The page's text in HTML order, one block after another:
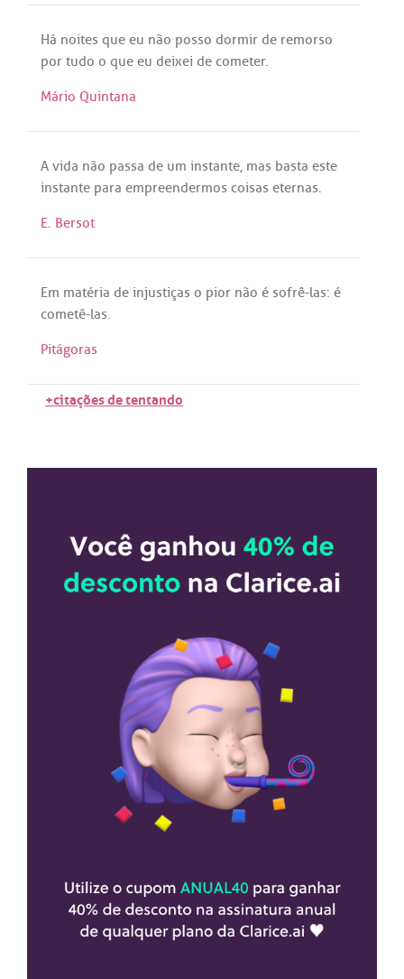
Há noites que eu não posso dormir de remorso
por tudo o que eu deixei de cometer.
Mário Quintana
A vida não passa de um instante, mas basta este
instante para empreendermos coisas eternas.
E. Bersot
Em matéria de injustiças o pior não é sofrê-las: é
cometê-las.
Pitágoras
+citações de tentando